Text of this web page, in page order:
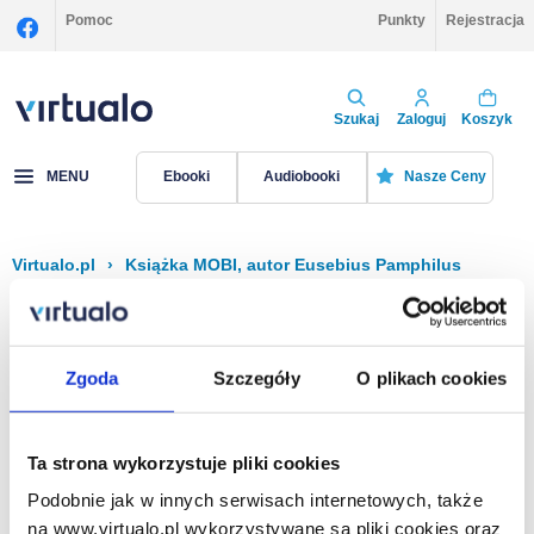
Zgoda Szczegóły O plikach cookies
Ta strona wykorzystuje pliki cookies
Podobnie jak w innych serwisach internetowych, także
na www.virtualo.pl wykorzystywane są pliki cookies oraz
Pomoc Punkty Rejestracja
Szukaj Zaloguj Koszyk
MENU Ebooki Audiobooki Nasze Ceny
Virtualo.pl › Książka MOBI, autor Eusebius Pamphilus
Filtruj Sortuj
Na stronie